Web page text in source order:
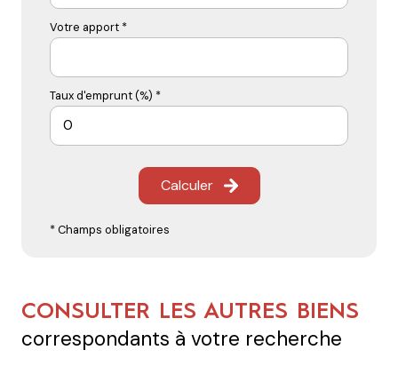
Votre apport *
Taux d'emprunt (%) *
Calculer
* Champs obligatoires
CONSULTER LES AUTRES BIENS
correspondants à votre recherche